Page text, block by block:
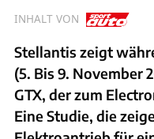
INHALT VON
Stellantis zeigt
(5. Bis 9. November
GTX, der zum
Eine Studie, die